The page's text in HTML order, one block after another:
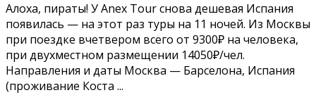
Алоха, пираты! У Anex Tour снова дешевая Испания
появилась — на этот раз туры на 11 ночей. Из Москвы
при поездке вчетвером всего от 9300₽ на человека,
при двухместном размещении 14050₽/чел.
Направления и даты Москва — Барселона, Испания
(проживание Коста ...